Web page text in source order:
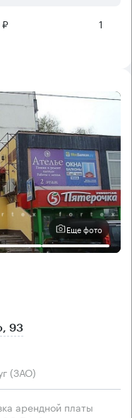
1
Еще фото
93
(ЗАО)
арендной платы